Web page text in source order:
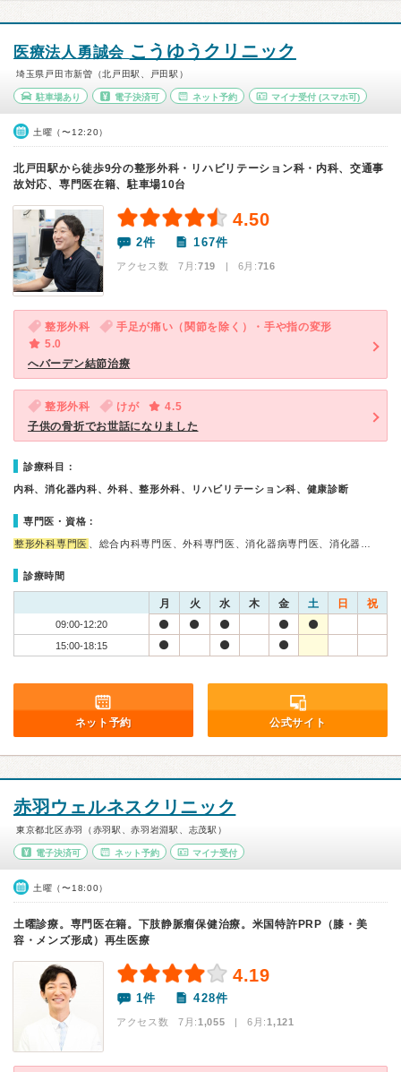
医療法人勇誠会 こうゆうクリニック
埼玉県戸田市新曽（北戸田駅、戸田駅）
駐車場あり 電子決済可 ネット予約 マイナ受付 (スマホ可)
土曜（〜12:20）
北戸田駅から徒歩9分の整形外科・リハビリテーション科・内科、交通事
故対応、専門医在籍、駐車場10台
4.50
2件 167件
アクセス数 7月:719 | 6月:716
整形外科
手足が痛い（関節を除く）・手や指の変形
5.0
へバーデン結節治療
整形外科 けが
4.5
子供の骨折でお世話になりました
診療科目：
内科、消化器内科、外科、整形外科、リハビリテーション科、健康診断
専門医・資格：
整形外科専門医 、総合内科専門医、外科専門医、消化器病専門医、消化器…
診療時間
月 火 水 木 金 土 日 祝
09:00-12:20
15:00-18:15
ネット予約 公式サイト
赤羽ウェルネスクリニック
東京都北区赤羽（赤羽駅、赤羽岩淵駅、志茂駅）
電子決済可 ネット予約 マイナ受付
土曜（〜18:00）
土曜診療。専門医在籍。下肢静脈瘤保健治療。米国特許PRP（膝・美
容・メンズ形成）再生医療
4.19
1件 428件
アクセス数 7月:1,055 | 6月:1,121